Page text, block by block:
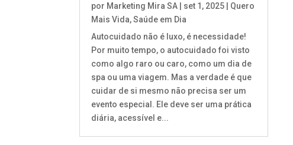
por Marketing Mira SA set 1, 2025
Quero
Mais Vida,Saúde em Dia
Autocuidado não é luxo, é necessidade!
Por muito tempo, o autocuidado foi visto
como algo raro ou caro, como um dia de
spa ou uma viagem. Mas a verdade é que
cuidar de si mesmo não precisa ser um
evento especial. Ele deve ser uma prática
diária, acessível e...